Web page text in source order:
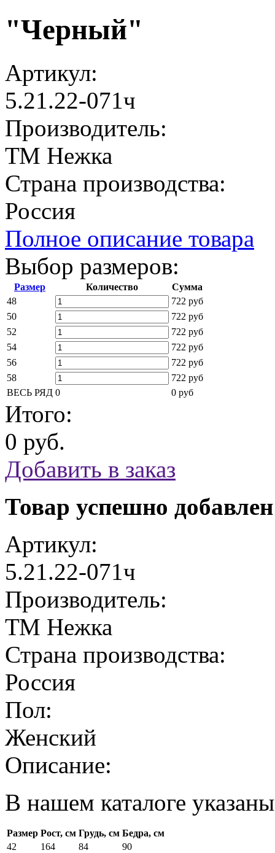
"Черный"
Артикул:
5.21.22-071ч
Производитель:
ТМ Нежка
Страна производства:
Россия
Полное описание товара
Выбор размеров:
Размер Количество
Сумма
48
722 руб
50
722 руб
52
722 руб
54
722 руб
56
722 руб
58
722 руб
ВЕСЬ РЯД 0 0 руб
Итого:
0 руб.
Добавить в заказ
Товар успешно
Артикул:
5.21.22-071ч
Производитель:
ТМ Нежка
Страна производства:
Россия
Пол:
Женский
Описание:
В нашем каталоге
Размер Рост, см Грудь, см Бедра, см
42
164 84 90